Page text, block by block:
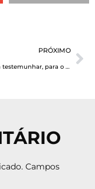
PRÓXIMO
Chamados a testemunhar, para o sofrimento e para glória
Campos